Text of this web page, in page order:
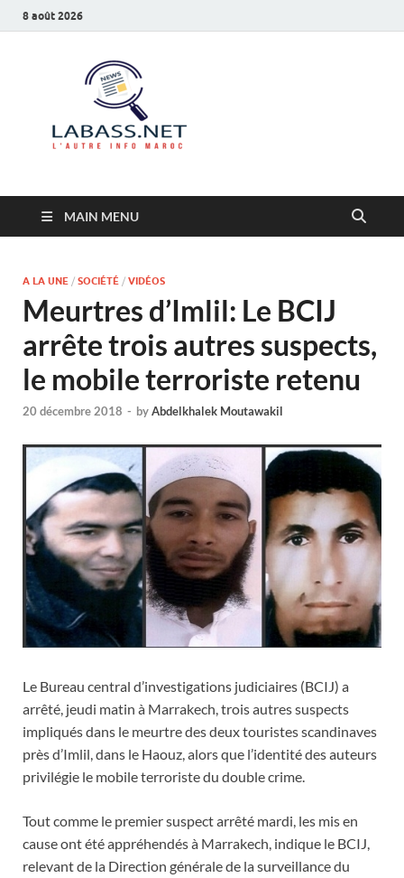
8 août 2026
MAIN MENU
A LA UNE / SOCIÉTÉ / VIDÉOS
Meurtres d’Imlil: Le BCIJ
arrête trois autres suspects,
le mobile terroriste retenu
20 décembre 2018 - byAbdelkhalek Moutawakil
Le Bureau central d’investigations judiciaires (BCIJ) a
arrêté, jeudi matin à Marrakech, trois autres suspects
impliqués dans le meurtre des deux touristes scandinaves
près d’Imlil, dans le Haouz, alors que l’identité des auteurs
privilégie le mobile terroriste du double crime.
Tout comme le premier suspect arrêté mardi, les mis en
cause ont été appréhendés à Marrakech, indique le BCIJ,
relevant de la Direction générale de la surveillance du